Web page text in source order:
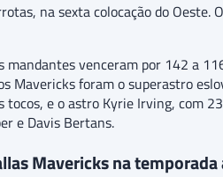
na sexta colocação do
venceram por 142 a
Mavericks foram o superastro
e o astro Kyrie Irving, com
e Davis Bertans.
Mavericks na